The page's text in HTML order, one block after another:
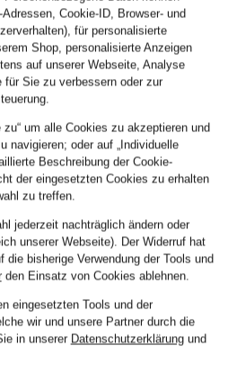
Shirt
14,99 €
COS
T-Shirt
35 €
Cookie-ID, Browser- und
für personalisierte
Shop, personalisierte Anzeigen
auf unserer Webseite, Analyse
Sie zu verbessern oder zur
um alle Cookies zu akzeptieren und
navigieren; oder auf „Individuelle
Beschreibung der Cookie-
der eingesetzten Cookies zu erhalten
zu treffen.
jederzeit nachträglich ändern oder
unserer Webseite). Der Widerruf hat
die bisherige Verwendung der Tools und
den Einsatz von Cookies ablehnen.
eingesetzten Tools und der
wir und unsere Partner durch die
in unserer Datenschutzerklärungund